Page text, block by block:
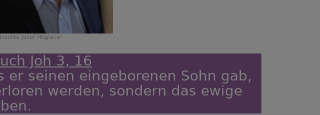
Josef Höglauer
Joh 3, 16
seinen eingeborenen Sohn gab,
werden, sondern das ewige